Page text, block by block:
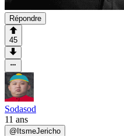
Répondre
45
Sodasod
11 ans
@ItsmeJericho